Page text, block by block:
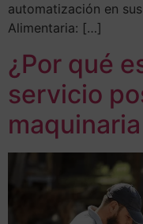
automatización en
Alimentaria: […]
¿Por qué
servicio